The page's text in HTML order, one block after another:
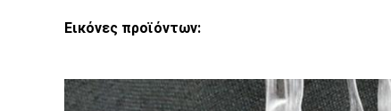
Εικόνες προϊόντων: